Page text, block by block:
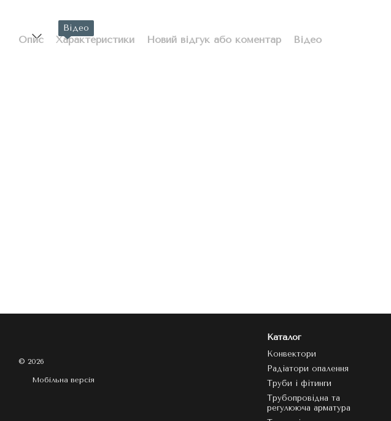
Відео
Опис Характеристики Новий відгук або коментар Відео
© 2026
Мобільна версія
Каталог
Конвектори
Радіатори опалення
Труби і фітинги
Трубопровідна та
регулююча арматура